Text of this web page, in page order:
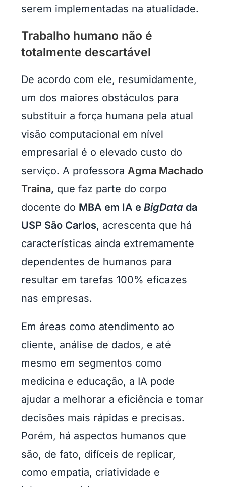
serem implementadas na atualidade.
Trabalho humano não é
totalmente descartável
De acordo com ele, resumidamente,
um dos maiores obstáculos para
substituir a força humana pela atual
visão computacional em nível
empresarial é o elevado custo do
serviço. A professoraAgma Machado
Traina, que faz parte do corpo
docente do MBA em IA eBigData da
USP São Carlos, acrescenta que há
características ainda extremamente
dependentes de humanos para
resultar em tarefas 100% eficazes
nas empresas.
Em áreas como atendimento ao
cliente, análise de dados, e até
mesmo em segmentos como
medicina e educação, a IA pode
ajudar a melhorar a eficiência e tomar
decisões mais rápidas e precisas.
Porém, há aspectos humanos que
são, de fato, difíceis de replicar,
como empatia, criatividade e